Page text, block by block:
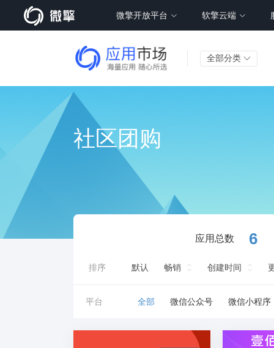
微擎开放平台 软擎云端
全部分类
社区团购
应用总数 6
排序 默认 畅销 创建时间
平台 全部 微信公众号 微信小程序